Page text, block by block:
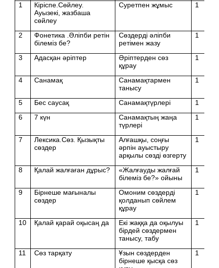
1
Кіріспе.Сөйлеу.
Ауызекі, жазбаша
сөйлеу
Суретпен жұмыс 1
2
Фонетика .Әліпби ретін
білеміз бе?
Сөздерді әліпби
ретімен жазу
1
3 Адасқан әріптер
Әріптерден сөз
құрау
1
4 Санамақ
Санамақтармен
танысу
1
5 Бес саусақ Санамақтүрлері
1
6
7 күн
Санамақтың жаңа
түрлері
1
7
Лексика.Сөз. Қызықты
сөздер
Алғашқы, соңғы
әрпін ауыстыру
арқылы сөзді өзгерту
1
8 Қалай жалғаған дұрыс?
«Жалғауды жалғай
білеміз бе?» ойыны
1
9
Бірнеше мағыналы
сөздер
Омоним сөздерді
қолданып сөйлем
құрау
1
10 Қалай қарай оқысаң да
Екі жаққа да оқылуы
бірдей сөздермен
танысу, табу
1
11 Сөз тарқату
Ұзын сөздерден
бірнеше қысқа сөз
1